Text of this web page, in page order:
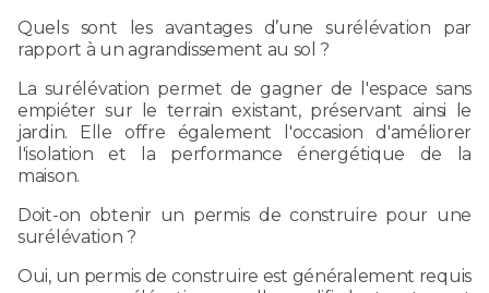
Quels sont les avantages d’une surélévation par
rapport à un agrandissement au sol ?
La surélévation permet de gagner de l'espace sans
empiéter sur le terrain existant, préservant ainsi le
jardin. Elle offre également l'occasion d'améliorer
l'isolation et la performance énergétique de la
maison.
Doit-on obtenir un permis de construire pour une
surélévation ?
Oui, un permis de construire est généralement requis